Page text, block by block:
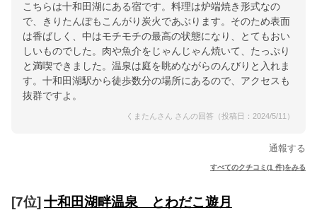
こちらは十和田湖にある宿です。料理は炉端焼き形式なの
で、きりたんぽもこんがり炭火であぶります。そのため表面
は香ばしく、中はモチモチの最高の状態になり、とてもおい
しいものでした。肉や魚介をじゃんじゃん焼いて、たっぷり
と満喫できました。温泉は庭を眺めながらのんびりと入れま
す。十和田湖駅から徒歩数分の場所にあるので、アクセスも
抜群ですよ。
くまたんさん さんの回答（投稿日：2024/5/11）
通報する
すべてのクチコミ(1 件)をみる
[7位] 十和田湖畔温泉 とわだこ遊月